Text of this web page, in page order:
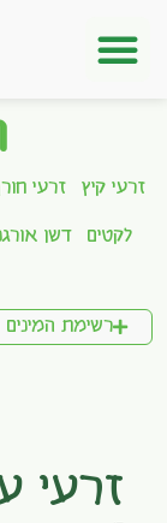
זרעי קיץ זרעי
לקטים דשן
רשימת
זרעי